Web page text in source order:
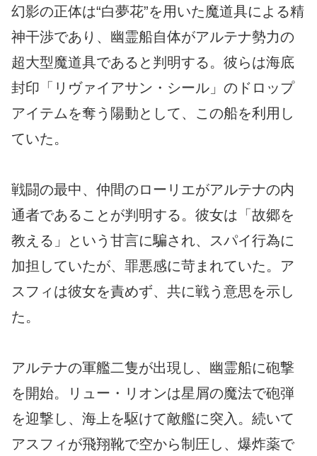
幻影の正体は“白夢花”を用いた魔道具による精
神干渉であり、幽霊船自体がアルテナ勢力の
超大型魔道具であると判明する。彼らは海底
封印「リヴァイアサン・シール」のドロップ
アイテムを奪う陽動として、この船を利用し
ていた。
戦闘の最中、仲間のローリエがアルテナの内
通者であることが判明する。彼女は「故郷を
教える」という甘言に騙され、スパイ行為に
加担していたが、罪悪感に苛まれていた。ア
スフィは彼女を責めず、共に戦う意思を示し
た。
アルテナの軍艦二隻が出現し、幽霊船に砲撃
を開始。リュー・リオンは星屑の魔法で砲弾
を迎撃し、海上を駆けて敵艦に突入。続いて
アスフィが飛翔靴で空から制圧し、爆炸薬で